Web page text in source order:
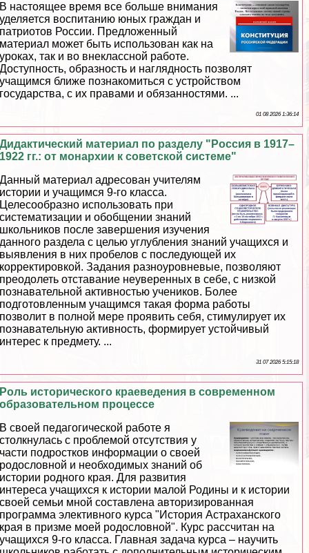
В настоящее время все больше внимания
уделяется воспитанию юных граждан и
патриотов России. Предложенный
материал может быть использован как на
уроках, так и во внеклассной работе.
Доступность, образность и наглядность позволят
учащимся ближе познакомиться с устройством
государства, с их правами и обязанностями. ...
01 08 2026 1:36:14
Дидактический материал по разделу "Россия в 1917–
1922 гг.: от монархии к советской системе"
Данный материал адресован учителям
истории и учащимся 9-го класса.
Целесообразно использовать при
систематизации и обобщении знаний
школьников после завершения изучения
данного раздела с целью углубления знаний учащихся и
выявления в них пробелов с последующей их
корректировкой. Задания разноуровневые, позволяют
преодолеть отставание неуверенных в себе, с низкой
познавательной активностью учеников. Более
подготовленным учащимся такая форма работы
позволит в полной мере проявить себя, стимулирует их
познавательную активность, формирует устойчивый
интерес к предмету. ...
31 07 2026 5:15:18
Роль исторического краеведения в современном
образовательном процессе
В своей педагогической работе я
столкнулась с проблемой отсутствия у
части подростков информации о своей
родословной и необходимых знаний об
истории родного края. Для развития
интереса учащихся к истории малой Родины и к истории
своей семьи мной составлена авторизированная
программа элективного курса "История Астpaxaнского
края в призме моей родословной". Курс рассчитан на
учащихся 9-го класса. Главная задача курса – научить